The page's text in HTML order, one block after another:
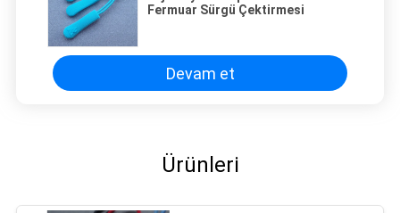
Fermuar Sürgü Çektirmesi
Devam et
Ürünleri